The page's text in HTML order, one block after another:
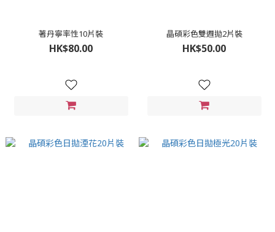
著丹寧率性10片裝
HK$80.00
晶碩彩色雙週拋2片裝
HK$50.00